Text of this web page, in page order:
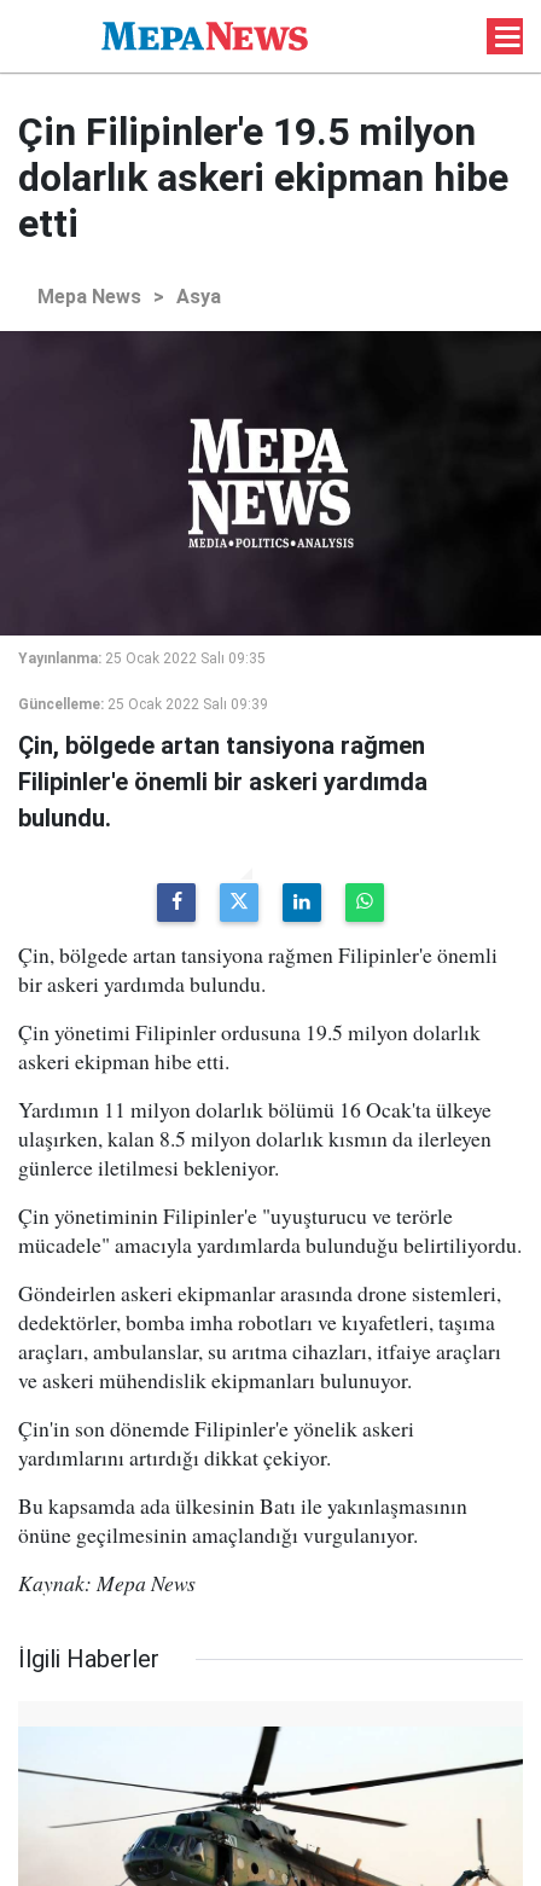
Çin Filipinler'e 19.5 milyon
dolarlık askeri ekipman hibe
etti
Mepa News > Asya
Yayınlanma: 25 Ocak 2022 Salı 09:35
Güncelleme: 25 Ocak 2022 Salı 09:39
Çin, bölgede artan tansiyona rağmen
Filipinler'e önemli bir askeri yardımda
bulundu.
Çin, bölgede artan tansiyona rağmen Filipinler'e önemli
bir askeri yardımda bulundu.
Çin yönetimi Filipinler ordusuna 19.5 milyon dolarlık
askeri ekipman hibe etti.
Yardımın 11 milyon dolarlık bölümü 16 Ocak'ta ülkeye
ulaşırken, kalan 8.5 milyon dolarlık kısmın da ilerleyen
günlerce iletilmesi bekleniyor.
Çin yönetiminin Filipinler'e "uyuşturucu ve terörle
mücadele" amacıyla yardımlarda bulunduğu belirtiliyordu.
Göndeirlen askeri ekipmanlar arasında drone sistemleri,
dedektörler, bomba imha robotları ve kıyafetleri, taşıma
araçları, ambulanslar, su arıtma cihazları, itfaiye araçları
ve askeri mühendislik ekipmanları bulunuyor.
Çin'in son dönemde Filipinler'e yönelik askeri
yardımlarını artırdığı dikkat çekiyor.
Bu kapsamda ada ülkesinin Batı ile yakınlaşmasının
önüne geçilmesinin amaçlandığı vurgulanıyor.
Kaynak: Mepa News
İlgili Haberler